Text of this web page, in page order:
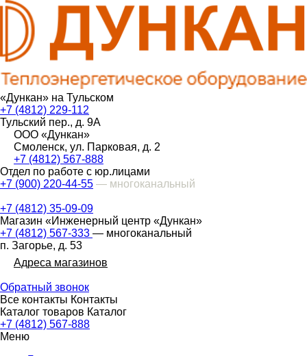
«Дункан» на Тульском
+7 (4812) 229-112
Тульский пер., д. 9А
ООО «Дункан»
Смоленск, ул. Парковая, д. 2
+7 (4812) 567-888
Отдел по работе с юр.лицами
+7 (900) 220-44-55 — многоканальный
+7 (4812) 35-09-09
Магазин «Инженерный центр «Дункан»
+7 (4812) 567-333 — многоканальный
п. Загорье, д. 53
Адреса магазинов
Обратный звонок
Все контакты Контакты
Каталог товаров Каталог
+7 (4812) 567-888
Меню